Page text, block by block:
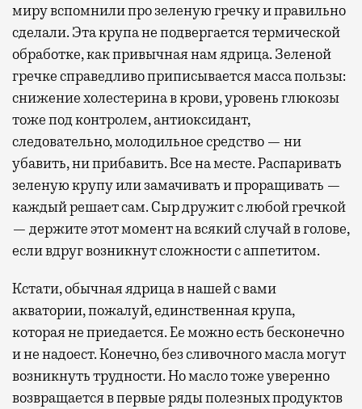
миру вспомнили про зеленую гречку и правильно
сделали. Эта крупа не подвергается термической
обработке, как привычная нам ядрица. Зеленой
гречке справедливо приписывается масса пользы:
снижение холестерина в крови, уровень глюкозы
тоже под контролем, антиоксидант,
следовательно, молодильное средство — ни
убавить, ни прибавить. Все на месте. Распаривать
зеленую крупу или замачивать и проращивать —
каждый решает сам. Сыр дружит с любой гречкой
— держите этот момент на всякий случай в голове,
если вдруг возникнут сложности с аппетитом.
Кстати, обычная ядрица в нашей с вами
акватории, пожалуй, единственная крупа,
которая не приедается. Ее можно есть бесконечно
и не надоест. Конечно, без сливочного масла могут
возникнуть трудности. Но масло тоже уверенно
возвращается в первые ряды полезных продуктов